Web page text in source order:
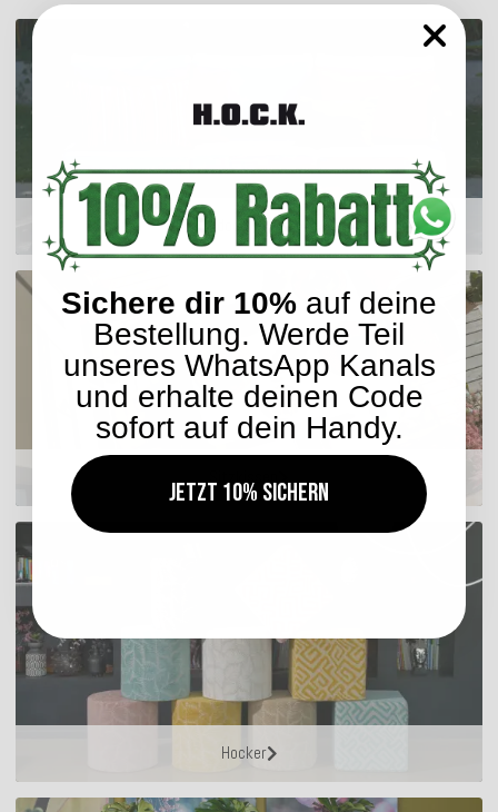
Outdoor Kissen
Hocker
Sichere dir 10% auf deine
Bestellung. Werde Teil
unseres WhatsApp Kanals
und erhalte deinen Code
sofort auf dein Handy.
Jetzt 10% sichern